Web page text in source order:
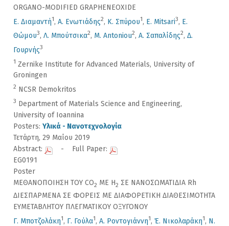
ORGANO-MODIFIED GRAPHENEOXIDE
Ε. Διαμαντή1, Α. Ενωτιάδης2, Κ. Σπύρου1, E. Mitsari3, Ε.
Θώμου3, Λ. Μπούτσικα2, M. Antoniou2, Α. Σαπαλίδης2, Δ.
Γουρνής3
1 Zernike Institute for Advanced Materials, University of
Groningen
2 NCSR Demokritos
3 Department of Materials Science and Engineering,
University of Ioannina
Posters: Υλικά - Νανοτεχνολογία
Τετάρτη, 29 Μαίου 2019
Abstract:
- Full Paper:
EG0191
Poster
ΜΕΘΑΝΟΠΟΙΗΣΗ ΤΟΥ CO2 ΜΕ Η2 ΣΕ ΝΑΝΟΣΩΜΑΤΙΔΙΑ Rh
ΔΙΕΣΠΑΡΜΕΝΑ ΣΕ ΦΟΡΕΙΣ ΜΕ ΔΙΑΦΟΡΕΤΙΚΗ ΔΙΑΘΕΣΙΜΟΤΗΤΑ
ΕΥΜΕΤΑΒΛΗΤΟΥ ΠΛΕΓΜΑΤΙΚΟΥ ΟΞΥΓΟΝΟΥ
Γ. Μποτζολάκη1, Γ. Γούλα1, Α. Ροντογιάννη1, Έ. Νικολαράκη1, Ν.